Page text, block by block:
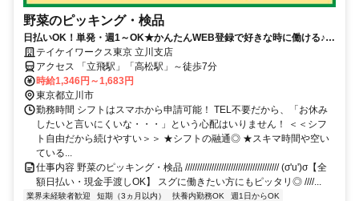
野菜のピッキング・検品
日払いOK！単発・週1～OK★かんたんWEB登録で好きな時に働ける♪お
友達との応募歓迎！
テイケイワークス東京 立川支店
アクセス 「立飛駅」「高松駅」～徒歩7分
時給1,346円～1,683円
東京都立川市
勤務時間 シフトはスマホから申請可能！ TEL不要だから、「お休み
したいと言いにくいな・・・」という心配はいりません！ ＜＜シフ
ト自由だから続けやすい＞＞ ★シフトの融通◎ ★スキマ時間や空い
ている...
仕事内容 野菜のピッキング・検品 /////////////////////////////////////// (σ'u')σ【全
額日払い・現金手渡しOK】 スグに働きたい方にもピッタリ◎ ////...
業界未経験者歓迎 短期（3ヵ月以内） 扶養内勤務OK
週1日からOK